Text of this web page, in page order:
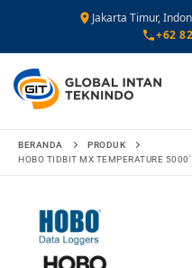
Jakarta Timur,
+62
Lompat
BERANDA
PRODUK
HOBO TIDBIT MX TEMPERATURE